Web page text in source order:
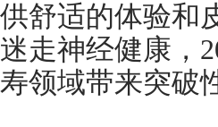
供舒适的体验和
迷走神经健康，
寿领域带来突破